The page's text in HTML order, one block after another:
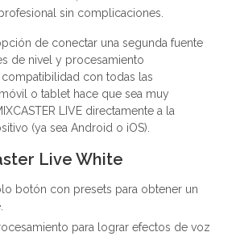
sin complicaciones.
de conectar una segunda fuente
de nivel y procesamiento
con todas las
o tablet hace que sea muy
LIVE directamente a la
(ya sea Android o iOS).
Live White
botón con presets para obtener un
para lograr efectos de voz